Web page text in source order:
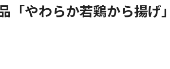
「やわらか若鶏から揚げ